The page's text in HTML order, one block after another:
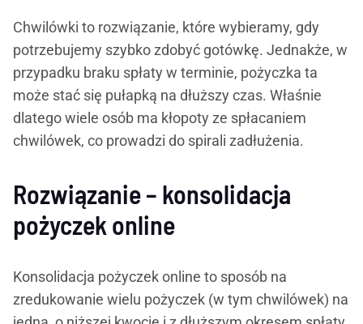
Chwilówki to rozwiązanie, które wybieramy, gdy
potrzebujemy szybko zdobyć gotówkę. Jednakże, w
przypadku braku spłaty w terminie, pożyczka ta
może stać się pułapką na dłuższy czas. Właśnie
dlatego wiele osób ma kłopoty ze spłacaniem
chwilówek, co prowadzi do spirali zadłużenia.
Rozwiązanie – konsolidacja
pożyczek online
Konsolidacja pożyczek online to sposób na
zredukowanie wielu pożyczek (w tym chwilówek) na